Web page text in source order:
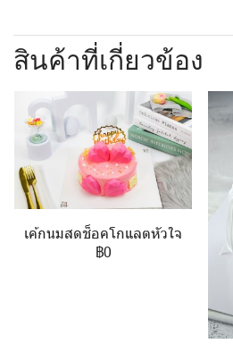
สินค้าที่เกี่ยวข้อง
เค้กนมสดช็อคโกแลตหัวใจ
฿0